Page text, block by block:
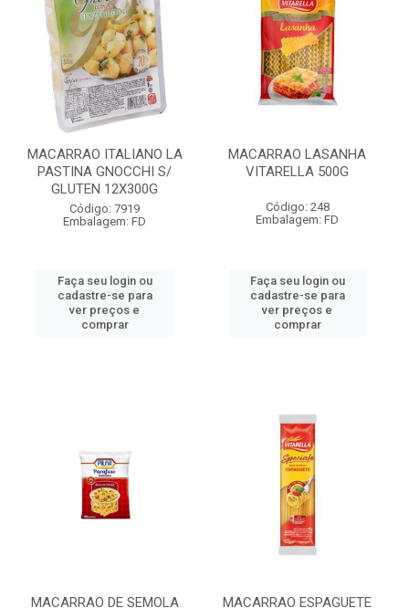
MACARRAO ITALIANO LA
PASTINA GNOCCHI S/
GLUTEN 12X300G
Código: 7919
Embalagem: FD
Faça seu login ou
cadastre-se para
ver preços e
comprar
MACARRAO LASANHA
VITARELLA 500G
Código: 248
Embalagem: FD
Faça seu login ou
cadastre-se para
ver preços e
comprar
MACARRAO DE SEMOLA
MACARRAO ESPAGUETE